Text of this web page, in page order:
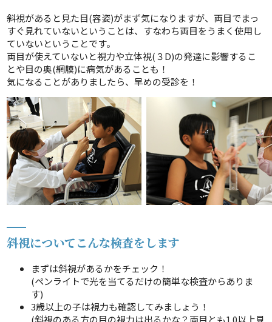
斜視があると見た目(容姿)がまず気になりますが、両目でまっ
すぐ見れていないということは、すなわち両目をうまく使用し
ていないということです。
両目が使えていないと視力や立体視(３D)の発達に影響するこ
とや目の奥(網膜)に病気があることも！
気になることがありましたら、早めの受診を！
斜視についてこんな検査をします
まずは斜視があるかをチェック！
(ペンライトで光を当てるだけの簡単な検査からありま
す)
3歳以上の子は視力も確認してみましょう！
(斜視のある方の目の視力は出るかな？両目とも1.0以上見